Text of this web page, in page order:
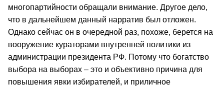
многопартийности обращали внимание. Другое дело,
что в дальнейшем данный нарратив был отложен.
Однако сейчас он в очередной раз, похоже, берется на
вооружение кураторами внутренней политики из
администрации президента РФ. Потому что богатство
выбора на выборах – это и объективно причина для
повышения явки избирателей, и приличное